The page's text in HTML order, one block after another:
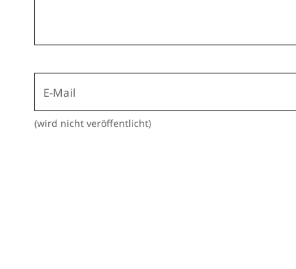
E-Mail
(wird nicht veröffentlicht)